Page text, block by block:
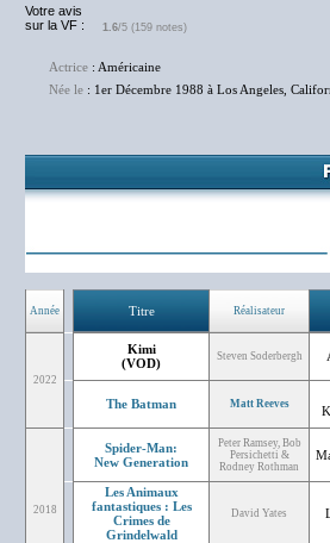
Votre avis
sur la VF :
1.6/5 (159 notes)
Actrice : Américaine
Née le : 1er Décembre 1988 à Los Angeles,
Année Titre Réalisateur
2022
Kimi
(VOD)
Steven Soderbergh
The Batman
Matt Reeves
2018
Spider-Man:
New Generation
Peter Ramsey, Bob
Persichetti &
Rodney Rothman
Les Animaux
fantastiques : Les
Crimes de
Grindelwald
David Yates